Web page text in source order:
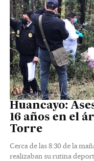
Huancayo:
16 años en el
Torre
Cerca de las 8:30 de la
realizaban su rutina